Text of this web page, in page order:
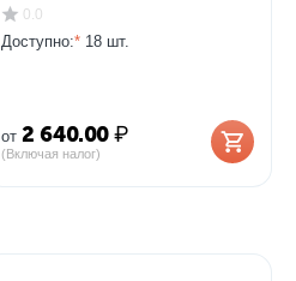
0.0
Доступно:* 18 шт.
от 2 640.00₽
(Включая налог)